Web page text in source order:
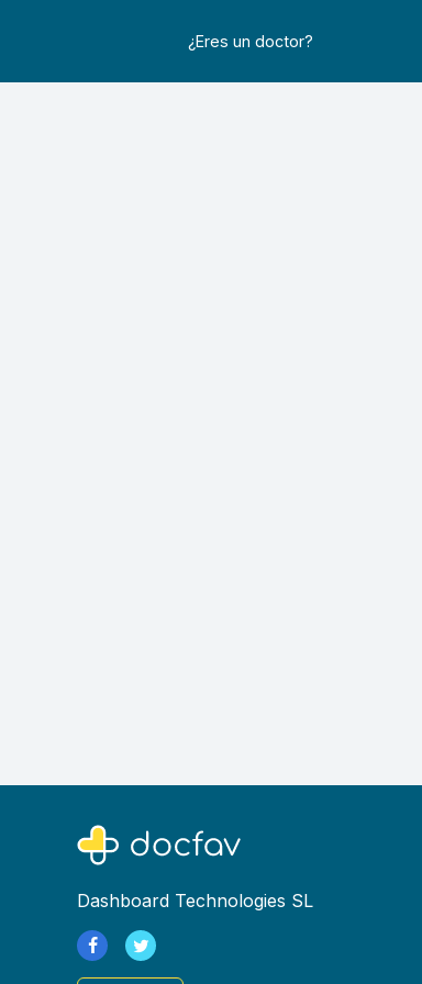
¿Eres un doctor?
Dashboard Technologies SL